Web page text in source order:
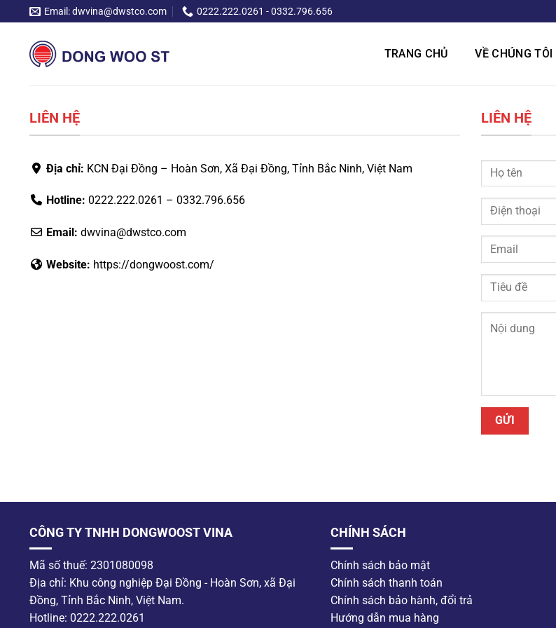
Chuyển
đến
Email: dwvina@dwstco.com 0222.222.0261 - 0332.796.656
TRANG CHỦ VỀ CHÚNG TÔI
LIÊN HỆ
Địa chỉ: KCN Đại Đồng – Hoàn Sơn, Xã Đại Đồng, Tỉnh Bắc Ninh, Việt Nam
Hotline: 0222.222.0261 – 0332.796.656
Email: dwvina@dwstco.com
Website: https://dongwoost.com/
LIÊN HỆ
CÔNG TY TNHH DONGWOOST VINA
Mã số thuế: 2301080098
Địa chỉ: Khu công nghiệp Đại Đồng - Hoàn Sơn, xã Đại
Đồng, Tỉnh Bắc Ninh, Việt Nam.
Hotline: 0222.222.0261
CHÍNH SÁCH
Chính sách bảo mật
Chính sách thanh toán
Chính sách bảo hành, đổi trả
Hướng dẫn mua hàng